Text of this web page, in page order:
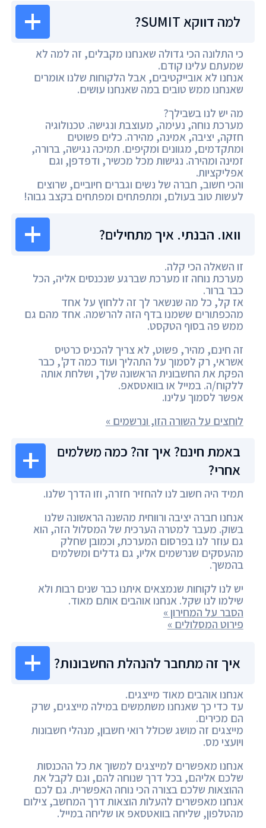
למה דווקא SUMIT?
כי התלונה הכי גדולה שאנחנו מקבלים, זה למה לא
שמעתם עלינו קודם.
אנחנו לא אובייקטיבים, אבל הלקוחות שלנו אומרים
שאנחנו ממש טובים במה שאנחנו עושים.
מה יש לנו בשבילך?
מערכת נוחה, נעימה, מעוצבת ונגישה. טכנולוגיה
חזקה, יציבה, אמינה, מהירה. כלים פשוטים
ומתקדמים, מגוונים ומקיפים. תמיכה נגישה, ברורה,
זמינה ומהירה. נגישות מכל מכשיר, ודפדפן, וגם
אפליקציות.
והכי חשוב, חברה של נשים וגברים חיוביים, שרוצים
לעשות טוב בעולם, ומתפתחים ומפתחים בקצב גבוה!
וואו. הבנתי. איך מתחילים?
זו השאלה הכי קלה.
מערכת נוחה זו מערכת שברגע שנכנסים אליה, הכל
כבר ברור.
אז קל, כל מה שנשאר לך זה ללחוץ על אחד
מהכפתורים ששמנו בדף הזה להרשמה. אחד מהם גם
ממש פה בסוף הטקסט.
זה חינם, מהיר, פשוט, לא צריך להכניס כרטיס
אשראי, רק לסמוך על התהליך ועוד כמה דק', כבר
הפקת את החשבונית הראשונה שלך, ושלחת אותה
ללקוח/ה. במייל או בוואטסאפ.
אפשר לסמוך עלינו.
לוחצים על השורה הזו, ונרשמים »
באמת חינם? איך זה? כמה משלמים
אחרי?
תמיד היה חשוב לנו להחזיר חזרה, וזו הדרך שלנו.
אנחנו חברה יציבה ורווחית מהשנה הראשונה שלנו
בשוק. מעבר למטרה הערכית של המסלול הזה, הוא
גם עוזר לנו בפרסום המערכת, וכמובן שחלק
מהעסקים שנרשמים אליו, גם גדלים ומשלמים
בהמשך.
יש לנו לקוחות שנמצאים איתנו כבר שנים רבות ולא
שילמו לנו שקל. אנחנו אוהבים אותם מאוד.
הסבר על המחירון »
פירוט המסלולים »
איך זה מתחבר להנהלת החשבונות?
אנחנו אוהבים מאוד מייצגים.
עד כדי כך שאנחנו משתמשים במילה מייצגים, שרק
הם מכירים.
מייצגים זה מושג שכולל רואי חשבון, מנהלי חשבונות
ויועצי מס.
אנחנו מאפשרים למייצגים למשוך את כל ההכנסות
שלכם אליהם, בכל דרך שנוחה להם, וגם לקבל את
ההוצאות שלכם בצורה הכי נוחה האפשרית. גם לכם
אנחנו מאפשרים להעלות הוצאות דרך המחשב, צילום
מהטלפון, שליחה בוואטסאפ או שליחה במייל.